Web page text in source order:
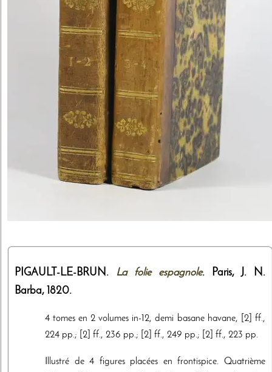
PIGAULT-LE-BRUN. La folie espagnole. Paris, J. N.
Barba, 1820.
4 tomes en 2 volumes in-12, demi basane havane, [2] ff.,
224 pp.; [2] ff., 236 pp.; [2] ff., 249 pp.; [2] ff., 223 pp.
Illustré de 4 figures placées en frontispice. Quatrième